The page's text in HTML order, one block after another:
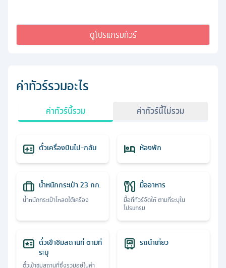
ดูโปรแกรมทัวร์
ค่าทัวร์รวมอะไร
ค่าทัวร์นี้รวม ค่าทัวร์นี้ไม่รวม
ตั๋วเครื่องบินไป-กลับ ห้องพัก
น้ำหนักกระเป๋า 23 กก.
น้ำหนักกระเป๋าโหลดใต้เครื่อง
มื้ออาหาร
มื้อที่ทัวร์จัดให้ ตามที่ระบุใน
โปรแกรม
ตั๋วเข้าชมสถานที่ ตามที่
ระบุ
ตั๋วเข้าชมสถานที่ซึ่งรวมอยู่ในค่า
รถนำเที่ยว